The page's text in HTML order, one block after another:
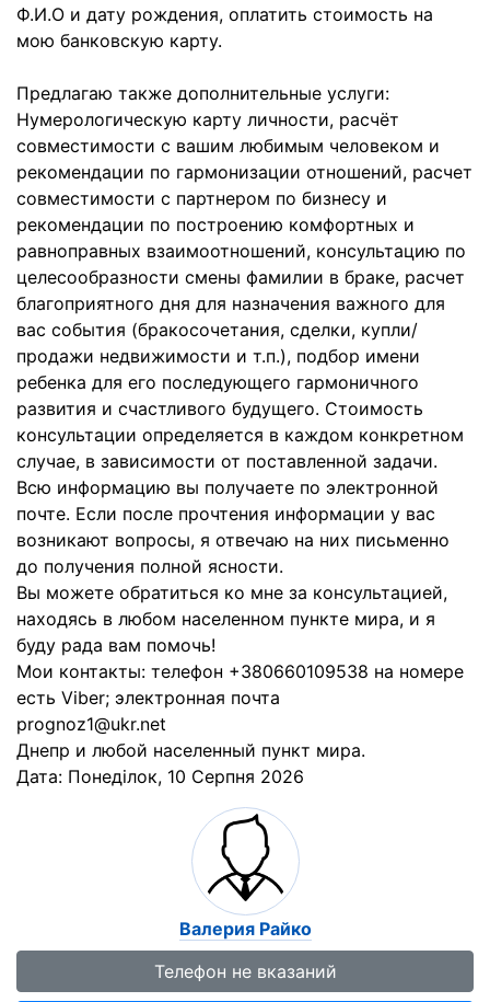
Ф.И.О и дату рождения, оплатить стоимость на
мою банковскую карту.
Предлагаю также дополнительные услуги:
Нумерологическую карту личности, расчёт
совместимости с вашим любимым человеком и
рекомендации по гармонизации отношений, расчет
совместимости с партнером по бизнесу и
рекомендации по построению комфортных и
равноправных взаимоотношений, консультацию по
целесообразности смены фамилии в браке, расчет
благоприятного дня для назначения важного для
вас события (бракосочетания, сделки, купли/
продажи недвижимости и т.п.), подбор имени
ребенка для его последующего гармоничного
развития и счастливого будущего. Стоимость
консультации определяется в каждом конкретном
случае, в зависимости от поставленной задачи.
Всю информацию вы получаете по электронной
почте. Если после прочтения информации у вас
возникают вопросы, я отвечаю на них письменно
до получения полной ясности.
Вы можете обратиться ко мне за консультацией,
находясь в любом населенном пункте мира, и я
буду рада вам помочь!
Мои контакты: телефон +380660109538 на номере
есть Viber; электронная почта
prognoz1@ukr.net
Днепр и любой населенный пункт мира.
Дата: Понеділок, 10 Серпня 2026
Валерия Райко
Телефон не вказаний